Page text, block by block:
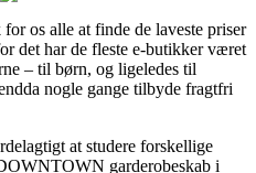
os alle at finde de laveste priser
det har de fleste e-butikker været
– til børn, og ligeledes til
nogle gange tilbyde fragtfri
at studere forskellige
garderobeskab i